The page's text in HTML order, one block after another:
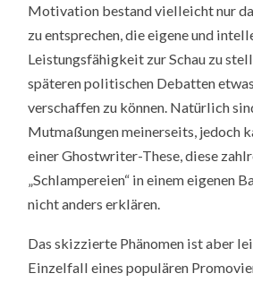
Motivation bestand vielleicht nur
zu entsprechen, die eigene und
Leistungsfähigkeit zur Schau zu
späteren politischen Debatten
verschaffen zu können. Natürlich
Mutmaßungen meinerseits, jedoch
einer Ghostwriter-These, diese
„Schlampereien“ in einem eigenen
nicht anders erklären.
Das skizzierte Phänomen ist aber
Einzelfall eines populären